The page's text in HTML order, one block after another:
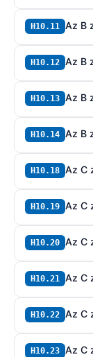
H10.11 Az B
H10.12 Az B
H10.13 Az B
H10.14 Az B
H10.18 Az C
H10.19 Az C
H10.20 Az C
H10.21 Az C
H10.22 Az C
H10.23 Az C